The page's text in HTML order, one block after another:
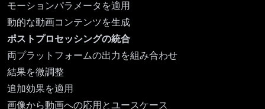
モーションパラメータを適用
動的な動画コンテンツを生成
ポストプロセッシングの統合
両プラットフォームの出力を組み合わせ
結果を微調整
追加効果を適用
画像から動画への応用とユースケース